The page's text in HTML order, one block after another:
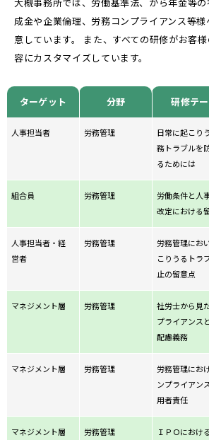
成金や企業倫理、労務コンプライアンス等
意しています。 また、すべての研修がお客
容にカスタマイズしています。
ターゲット 分野 研修テ
人事担当者 労務管理
日常に起こり
務トラブルを
るためには
組合員 労務管理
労働条件と人
改定における
人事担当者・経
営者
労務管理
労務管理にお
こりうるトラ
止の留意点
マネジメント層 労務管理
社労士から見
プライアンス
配慮義務
マネジメント層 労務管理
労務管理にお
ンプライアン
用者責任
マネジメント層 労務管理
ＩＰＯにおけ